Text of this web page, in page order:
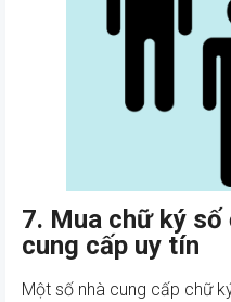
7. Mua chữ ký số
cung cấp uy tín
Một số nhà cung cấp chữ